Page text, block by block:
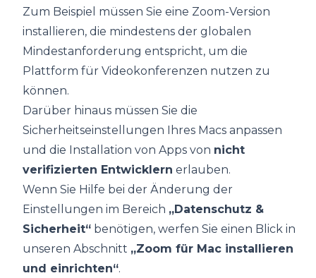
Zum Beispiel müssen Sie eine Zoom-Version
installieren, die mindestens der globalen
Mindestanforderung entspricht, um die
Plattform für Videokonferenzen nutzen zu
können.
Darüber hinaus müssen Sie die
Sicherheitseinstellungen Ihres Macs anpassen
und die Installation von Apps von nicht
verifizierten Entwicklern erlauben.
Wenn Sie Hilfe bei der Änderung der
Einstellungen im Bereich „Datenschutz &
Sicherheit“ benötigen, werfen Sie einen Blick in
unseren Abschnitt „Zoom für Mac installieren
und einrichten“.